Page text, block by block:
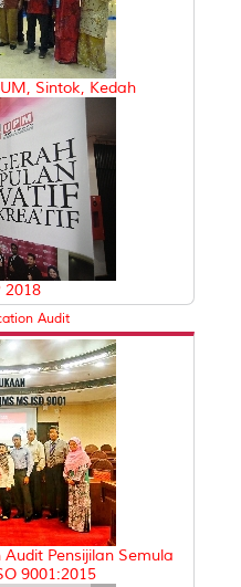
Sintok, Kedah
2018
Audit
Pensijilan Semula
9001:2015